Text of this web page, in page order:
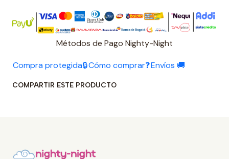
Métodos de Pago Nighty-Night
Compra protegida🔒Cómo comprar❓Envíos 🚚
COMPARTIR ESTE PRODUCTO